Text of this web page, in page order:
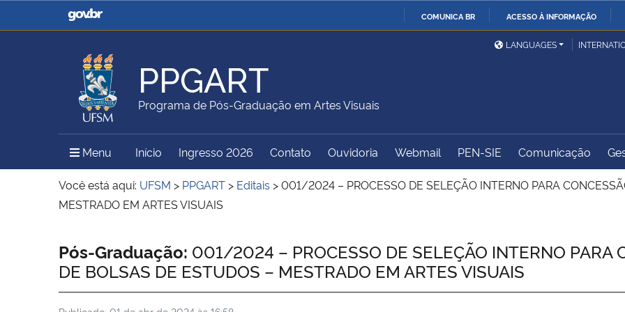
COMUNICA BR ACESSO À INFORMAÇÃO
Casa Civil
Ministério da Justiça e
Ministério da Defesa
Ministério das Relações
Exteriores
Ministério da Agricultura,
Pecuária e Abastecimento
Ministério da Educação
Ministério do Meio Ambiente Ministério do Turismo
Ministério do
Desenvolvimento Regional
Controladoria-Geral da
União
Institucional
LANGUAGES
PPGART
Programa de Pós-Graduação em Artes Visuais
Menu Menu Principal do Sítio
Início Ingresso 2026 Contato Ouvidoria Webmail PEN-SIE Comunicação
Você está aqui: UFSM > PPGART > Editais >001/2024 – PROCESSO DE SELEÇÃO INTERNO PARA
MESTRADO EM ARTES VISUAIS
Início do conteúdo
Pós-Graduação: 001/2024 – PROCESSO DE SELEÇÃO INTERNO PARA
DE BOLSAS DE ESTUDOS – MESTRADO EM ARTES VISUAIS